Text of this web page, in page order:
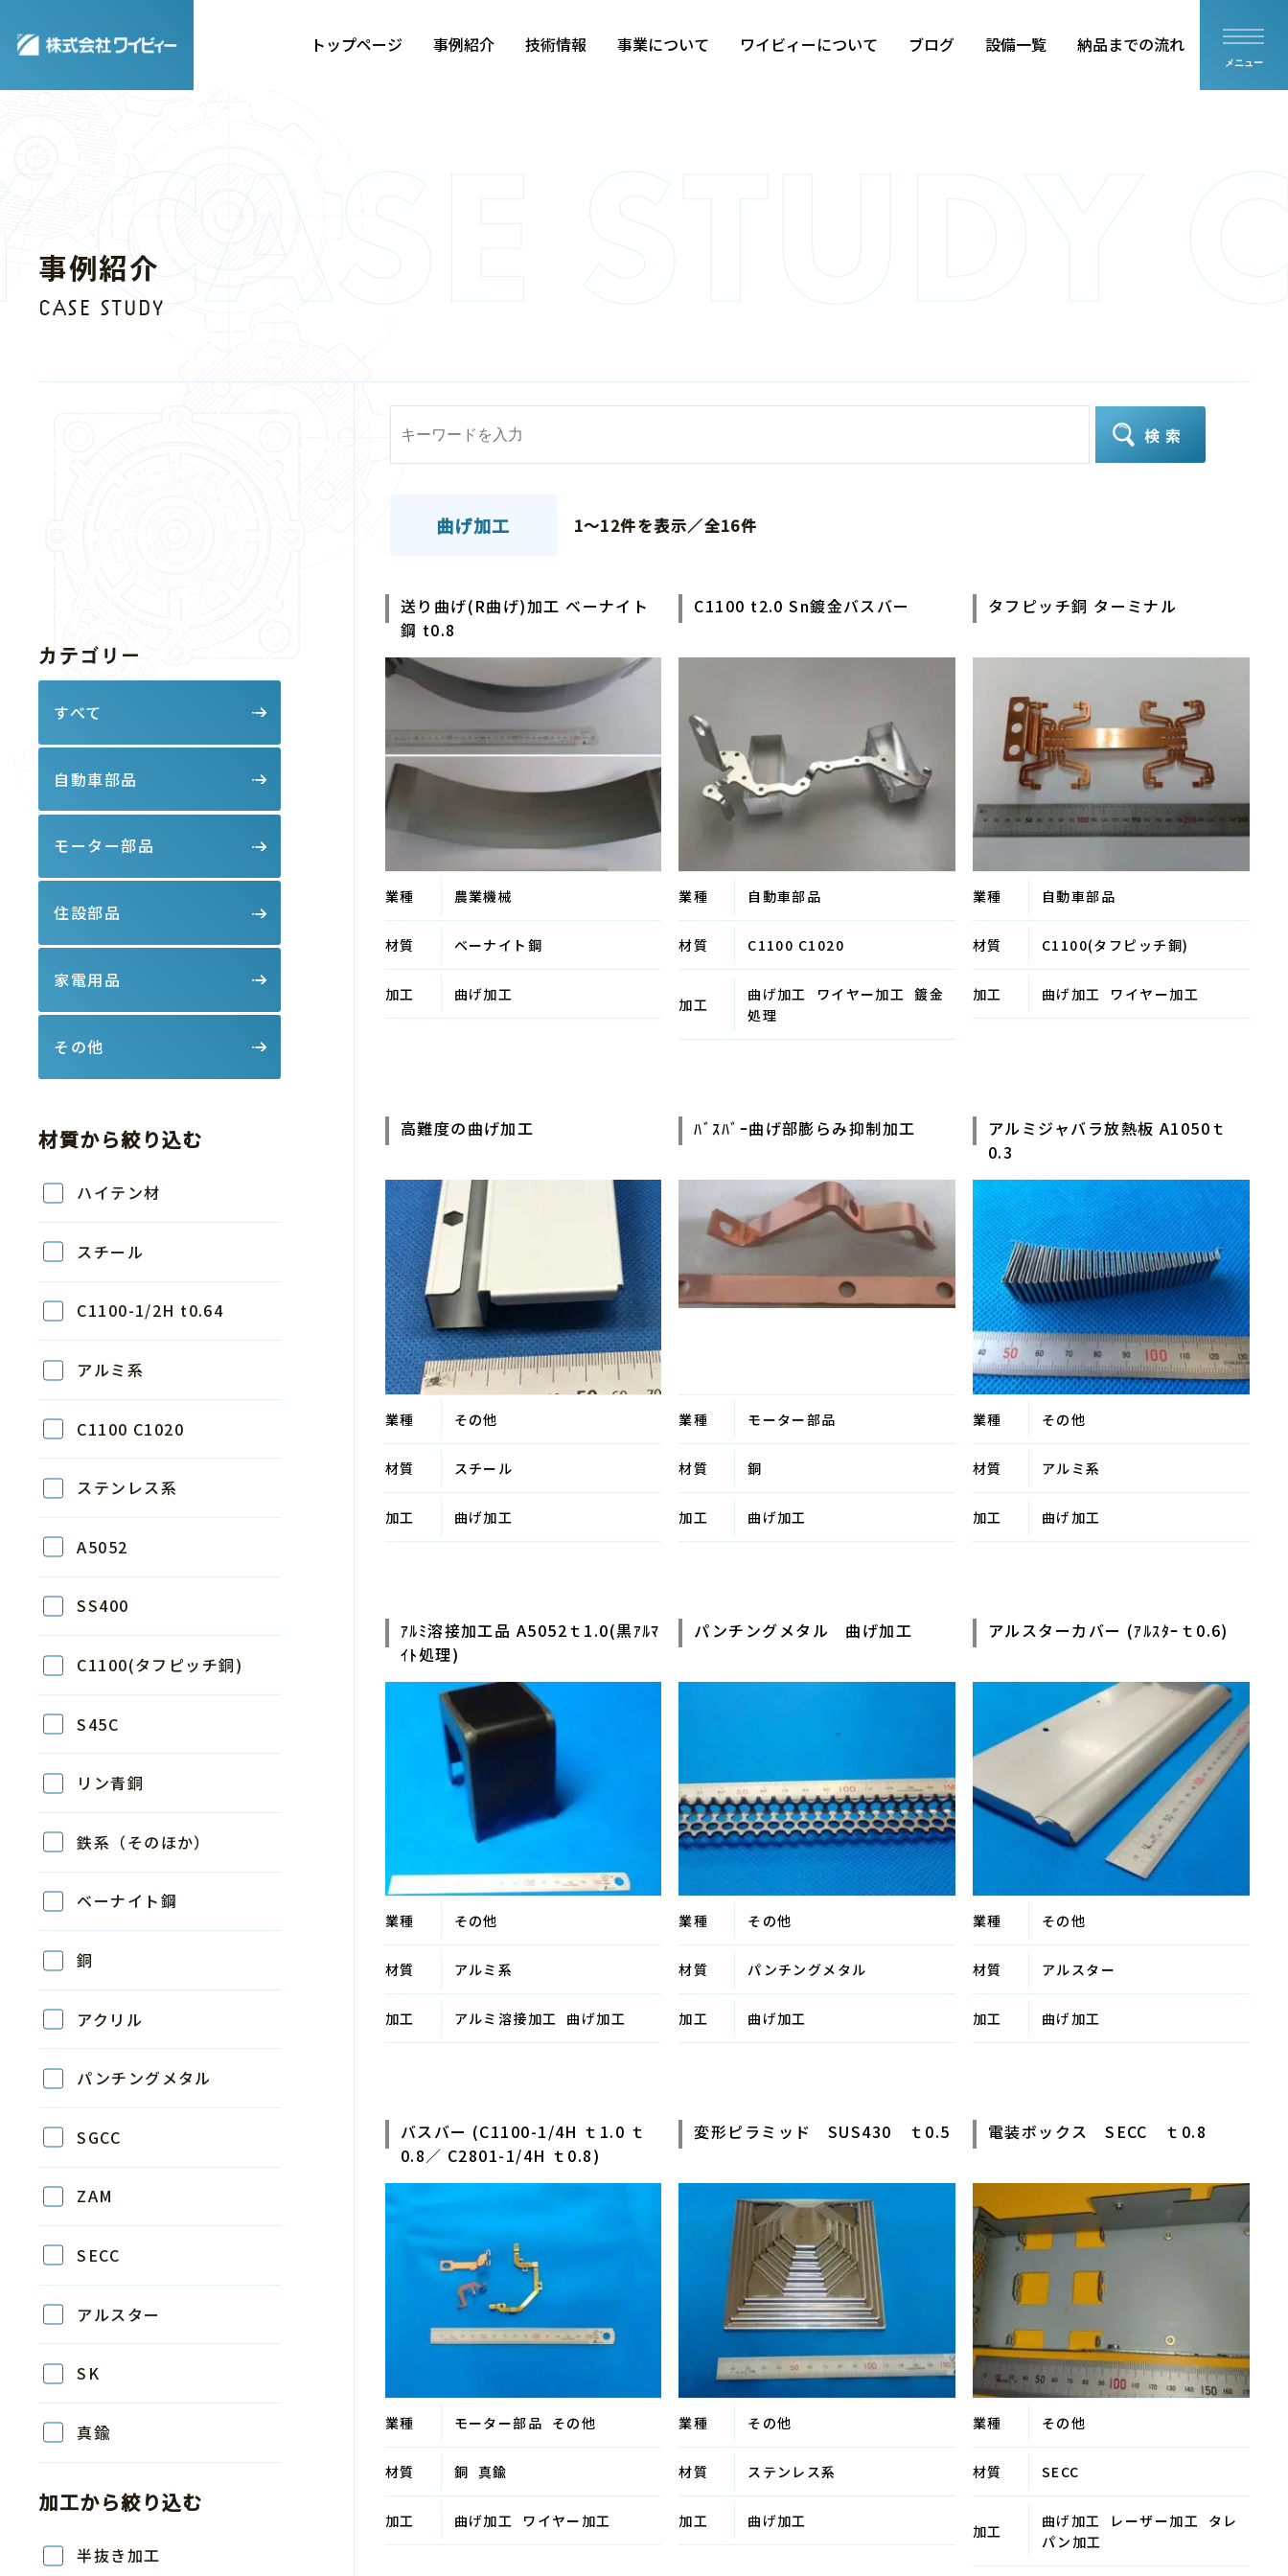
トップページ 事例紹介
事例紹介
CASE
STUDY
事例紹介一覧はこち
モーター部品 住設部品
オフィス家具
農業機械 家電用品 その他
技術情報 事業について ワイビィーについて ブログ 設備一覧 納品までの流れ
メニュー
事例紹介
CASE STUDY
曲げ加工 1～12件を表示／全16件
送り曲げ(R曲げ)加工 ベーナイト
鋼 t0.8
業種 農業機械
材質 ベーナイト鋼
加工 曲げ加工
C1100 t2.0 Sn鍍金バスバー
業種 自動車部品
材質 C1100 C1020
加工
曲げ加工 ワイヤー加工 鍍金
処理
タフピッチ銅 ターミナル
業種 自動車部品
材質 C1100(タフピッチ銅)
加工 曲げ加工 ワイヤー加工
高難度の曲げ加工
業種 その他
材質 スチール
加工 曲げ加工
ﾊﾞｽﾊﾞｰ曲げ部膨らみ抑制加工
業種 モーター部品
材質 銅
加工 曲げ加工
アルミジャバラ放熱板 A1050ｔ
0.3
業種 その他
材質 アルミ系
加工 曲げ加工
ｱﾙﾐ溶接加工品 A5052ｔ1.0(黒ｱﾙﾏ
ｲﾄ処理)
業種 その他
材質 アルミ系
加工 アルミ溶接加工 曲げ加工
パンチングメタル 曲げ加工
業種 その他
材質 パンチングメタル
加工 曲げ加工
アルスターカバー (ｱﾙｽﾀｰｔ0.6)
業種 その他
材質 アルスター
加工 曲げ加工
バスバー (C1100-1/4H ｔ1.0 ｔ
0.8／ C2801-1/4H ｔ0.8)
業種 モーター部品 その他
材質 銅 真鍮
加工 曲げ加工 ワイヤー加工
変形ピラミッド SUS430 ｔ0.5
業種 その他
材質 ステンレス系
加工 曲げ加工
電装ボックス SECC ｔ0.8
業種 その他
材質 SECC
加工
曲げ加工 レーザー加工
タレ
パン加工
カテゴリー
すべて
自動車部品
モーター部品
住設部品
家電用品
その他
材質から絞り込む
ハイテン材
スチール
C1100-1/2H t0.64
アルミ系
C1100 C1020
ステンレス系
A5052
SS400
C1100(タフピッチ銅)
S45C
リン青銅
鉄系（そのほか）
ベーナイト鋼
銅
アクリル
パンチングメタル
SGCC
ZAM
SECC
アルスター
SK
真鍮
加工から絞り込む
半抜き加工